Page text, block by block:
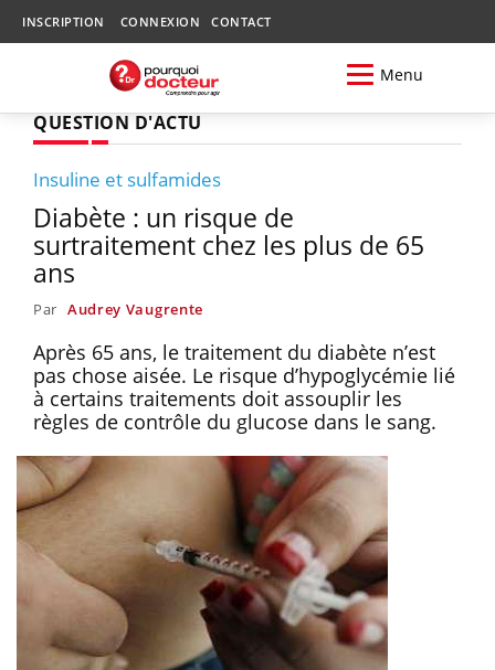
INSCRIPTION CONNEXION CONTACT
Menu
QUESTION D'ACTU
Insuline et sulfamides
Diabète : un risque de
surtraitement chez les plus de 65
ans
Par Audrey Vaugrente
Après 65 ans, le traitement du diabète n’est
pas chose aisée. Le risque d’hypoglycémie lié
à certains traitements doit assouplir les
règles de contrôle du glucose dans le sang.